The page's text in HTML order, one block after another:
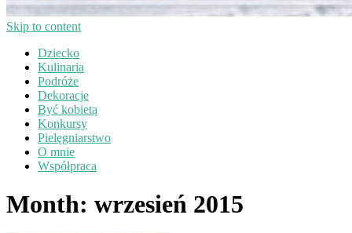
Skip to content
Dziecko
Kulinaria
Podróże
Dekoracje
Być kobietą
Konkursy
Pielęgniarstwo
O mnie
Współpraca
Month: wrzesień 2015